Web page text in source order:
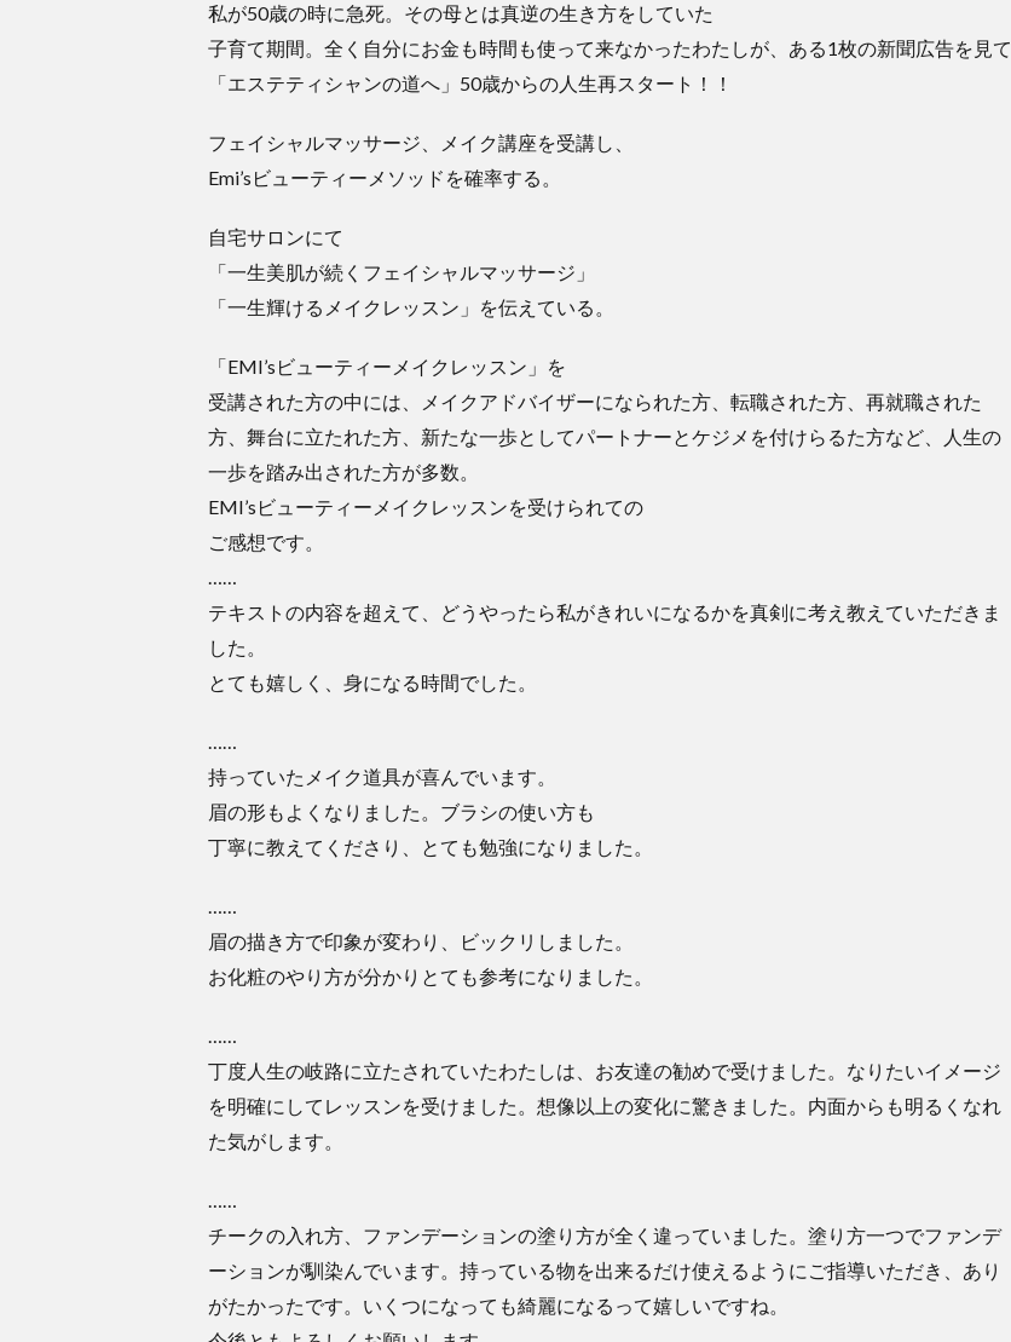
私が50歳の時に急死。その母とは真逆の生き方をしていた
子育て期間。全く自分にお金も時間も使って来なかったわたしが、ある1枚の新聞広告を見て
「エステティシャンの道へ」50歳からの人生再スタート！！
フェイシャルマッサージ、メイク講座を受講し、
Emi’sビューティーメソッドを確率する。
自宅サロンにて
「一生美肌が続くフェイシャルマッサージ」
「一生輝けるメイクレッスン」を伝えている。
「EMI’sビューティーメイクレッスン」を
受講された方の中には、メイクアドバイザーになられた方、転職された方、再就職された
方、舞台に立たれた方、新たな一歩としてパートナーとケジメを付けらるた方など、人生の
一歩を踏み出された方が多数。
EMI’sビューティーメイクレッスンを受けられての
ご感想です。
……
テキストの内容を超えて、どうやったら私がきれいになるかを真剣に考え教えていただきま
した。
とても嬉しく、身になる時間でした。
……
持っていたメイク道具が喜んでいます。
眉の形もよくなりました。ブラシの使い方も
丁寧に教えてくださり、とても勉強になりました。
……
眉の描き方で印象が変わり、ビックリしました。
お化粧のやり方が分かりとても参考になりました。
……
丁度人生の岐路に立たされていたわたしは、お友達の勧めで受けました。なりたいイメージ
を明確にしてレッスンを受けました。想像以上の変化に驚きました。内面からも明るくなれ
た気がします。
……
チークの入れ方、ファンデーションの塗り方が全く違っていました。塗り方一つでファンデ
ーションが馴染んでいます。持っている物を出来るだけ使えるようにご指導いただき、あり
がたかったです。いくつになっても綺麗になるって嬉しいですね。